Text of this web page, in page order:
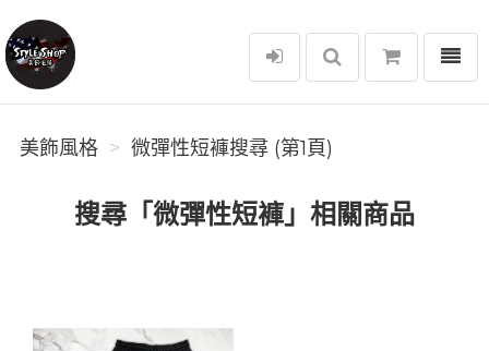
美飾風格
選單
美飾風格 微彈性短褲搜尋 (第1頁)
搜尋「微彈性短褲」相關商品